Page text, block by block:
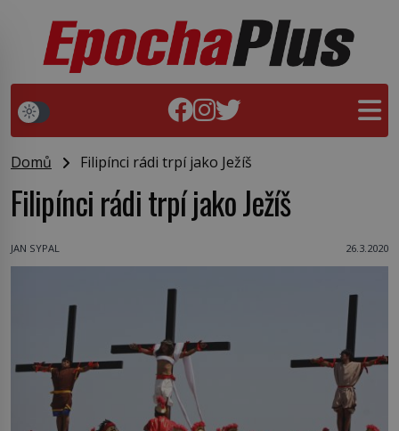
Domů Filipínci rádi trpí jako Ježíš
Filipínci rádi trpí jako Ježíš
JAN SYPAL 26.3.2020